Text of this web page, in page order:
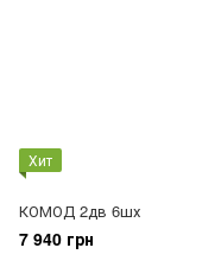
Хит
КОМОД 2дв 6шх
7 940 грн